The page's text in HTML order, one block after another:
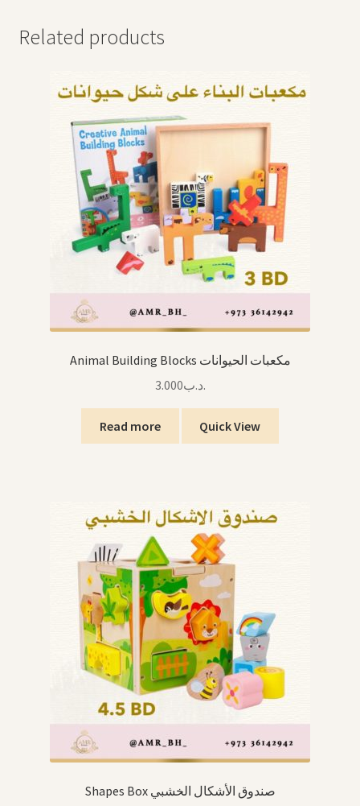
Related products
Animal Building Blocks مكعبات الحيوانات
.د.ب3.000
Read more Quick View
Shapes Box صندوق الأشكال الخشبي